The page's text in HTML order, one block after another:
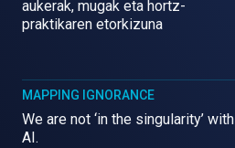
aukerak, mugak eta hortz-
praktikaren etorkizuna
MAPPING IGNORANCE
We are not ‘in the singularity’ with
AI.